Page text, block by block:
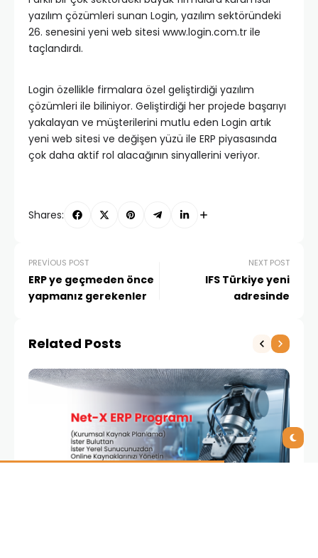
yazılım çözümleri sunan Login, yazılım sektöründeki
26. senesini yeni web sitesi www.login.com.tr ile
taçlandırdı.
Login özellikle firmalara özel geliştirdiği yazılım
çözümleri ile biliniyor. Geliştirdiği her projede başarıyı
yakalayan ve müşterilerini mutlu eden Login artık
yeni web sitesi ve değişen yüzü ile ERP piyasasında
çok daha aktif rol alacağının sinyallerini veriyor.
Shares:
PREVIOUS POST
ERP ye geçmeden önce
yapmanız gerekenler
NEXT POST
IFS Türkiye yeni
adresinde
Related Posts